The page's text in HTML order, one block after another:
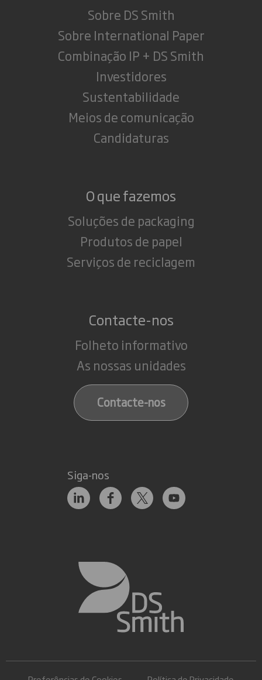
Sobre DS Smith
Sobre International Paper
Combinação IP + DS Smith
Investidores
Sustentabilidade
Meios de comunicação
Candidaturas
O que fazemos
Soluções de packaging
Produtos de papel
Serviços de reciclagem
Contacte-nos
Folheto informativo
As nossas unidades
Contacte-nos
Siga-nos